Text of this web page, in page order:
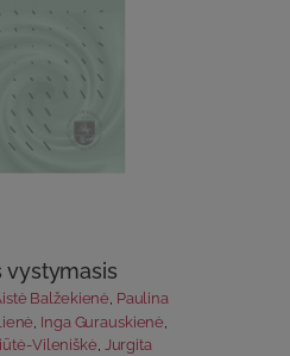
vystymasis
Balžekienė, Paulina
Inga Gurauskienė
Vileniškė, Jurgita